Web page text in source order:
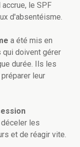
le SPF
d'absentéisme.
a été mis en
qui doivent gérer
durée. Ils les
leur
les
et de réagir vite.